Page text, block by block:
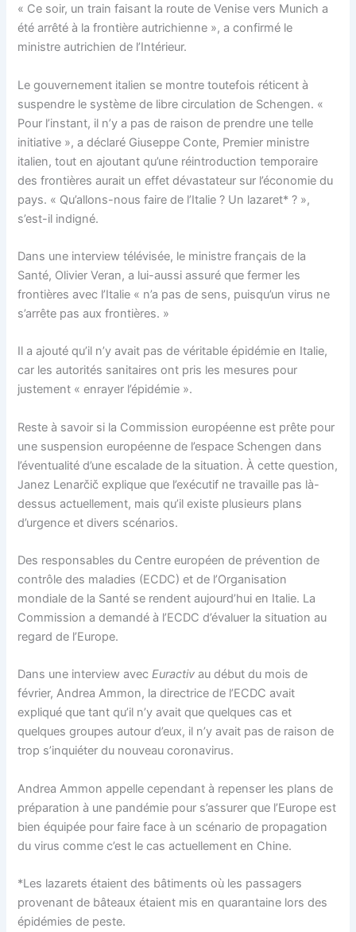
« Ce soir, un train faisant la route de Venise vers Munich a
été arrêté à la frontière autrichienne », a confirmé le
ministre autrichien de l’Intérieur.
Le gouvernement italien se montre toutefois réticent à
suspendre le système de libre circulation de Schengen. «
Pour l’instant, il n’y a pas de raison de prendre une telle
initiative », a déclaré Giuseppe Conte, Premier ministre
italien, tout en ajoutant qu’une réintroduction temporaire
des frontières aurait un effet dévastateur sur l’économie du
pays. « Qu’allons-nous faire de l’Italie ? Un lazaret* ? »,
s’est-il indigné.
Dans une interview télévisée, le ministre français de la
Santé, Olivier Veran, a lui-aussi assuré que fermer les
frontières avec l’Italie « n’a pas de sens, puisqu’un virus ne
s’arrête pas aux frontières. »
Il a ajouté qu’il n’y avait pas de véritable épidémie en Italie,
car les autorités sanitaires ont pris les mesures pour
justement « enrayer l’épidémie ».
Reste à savoir si la Commission européenne est prête pour
une suspension européenne de l’espace Schengen dans
l’éventualité d’une escalade de la situation. À cette question,
Janez Lenarčič explique que l’exécutif ne travaille pas là-
dessus actuellement, mais qu’il existe plusieurs plans
d’urgence et divers scénarios.
Des responsables du Centre européen de prévention de
contrôle des maladies (ECDC) et de l’Organisation
mondiale de la Santé se rendent aujourd’hui en Italie. La
Commission a demandé à l’ECDC d’évaluer la situation au
regard de l’Europe.
Dans une interview avecEuractiv au début du mois de
février, Andrea Ammon, la directrice de l’ECDC avait
expliqué que tant qu’il n’y avait que quelques cas et
quelques groupes autour d’eux, il n’y avait pas de raison de
trop s’inquiéter du nouveau coronavirus.
Andrea Ammon appelle cependant à repenser les plans de
préparation à une pandémie pour s’assurer que l’Europe est
bien équipée pour faire face à un scénario de propagation
du virus comme c’est le cas actuellement en Chine.
*Les lazarets étaient des bâtiments où les passagers
provenant de bâteaux étaient mis en quarantaine lors des
épidémies de peste.